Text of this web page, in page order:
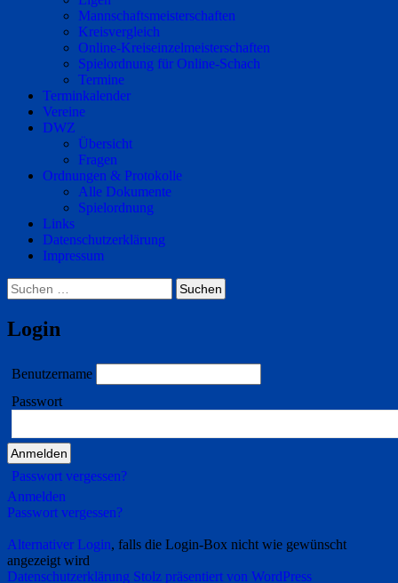
Mannschaftsmeisterschaften
Kreisvergleich
Online-Kreiseinzelmeisterschaften
Spielordnung für Online-Schach
Termine
Terminkalender
Vereine
DWZ
Übersicht
Fragen
Ordnungen & Protokolle
Alle Dokumente
Spielordnung
Links
Datenschutzerklärung
Impressum
Suchen
nach:
Login
Benutzername
Passwort
Passwort vergessen?
Anmelden
Passwort vergessen?
Alternativer Login, falls die Login-Box nicht wie gewünscht
angezeigt wird
Datenschutzerklärung Stolz präsentiert von WordPress